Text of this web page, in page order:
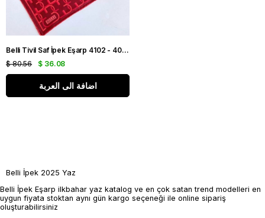
Belli Tivil Saf İpek Eşarp 4102 - 40 Bordo Soyut Desen
$ 36.08
$ 80.56
اضافة الى العربة
Belli İpek 2025 Yaz
Belli İpek Eşarp ilkbahar yaz katalog ve en çok satan trend modelleri en
uygun fiyata stoktan aynı gün kargo seçeneği ile online sipariş
oluşturabilirsiniz